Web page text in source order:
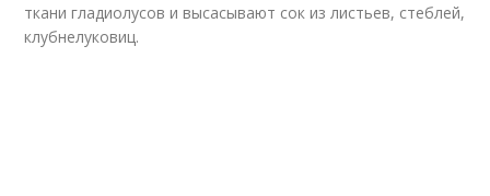
ткани гладиолусов и высасывают сок из листьев, стеблей,
клубнелуковиц.